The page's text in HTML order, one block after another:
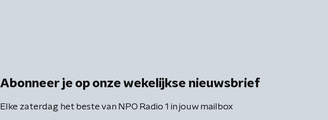
Abonneer je op onze wekelijkse nieuwsbrief
Elke zaterdag het beste van NPO Radio 1 in jouw mailbox